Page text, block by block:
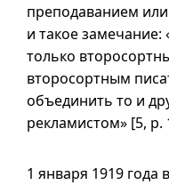
преподаванием
и такое замечание:
только
второсортным
объединить то и
рекламистом» [5, p.
1 января 1919